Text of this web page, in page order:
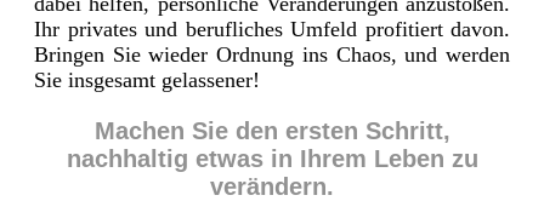
Ihr privates und berufliches Umfeld profitiert davon.
Bringen Sie wieder Ordnung ins Chaos, und werden
Sie insgesamt gelassener!
Machen Sie den ersten Schritt,
nachhaltig etwas in Ihrem Leben zu
verändern.